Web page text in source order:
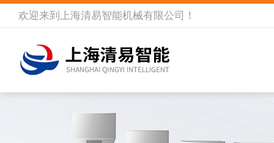
欢迎来到 上海清易智能机械有限公司 ！